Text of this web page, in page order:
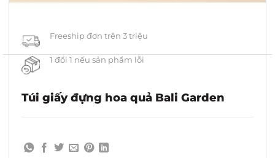
Freeship đơn trên 3 triệu
1 đổi 1 nếu sản phẩm lỗi
Túi giấy đựng hoa quả Bali Garden